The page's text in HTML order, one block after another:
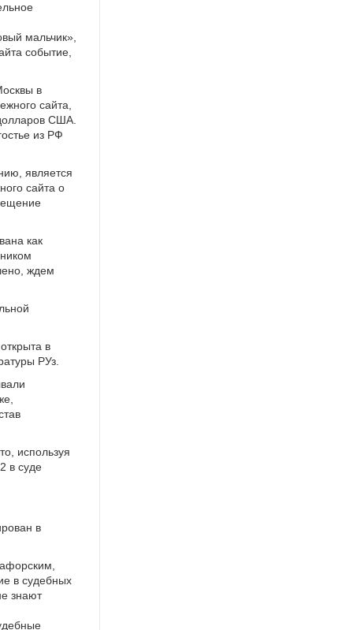
мальчик»,
событие,
в
сайта,
США.
из РФ
является
сайта о
как
ждем
в
РУз.
используя
в суде
в
в судебных
знают